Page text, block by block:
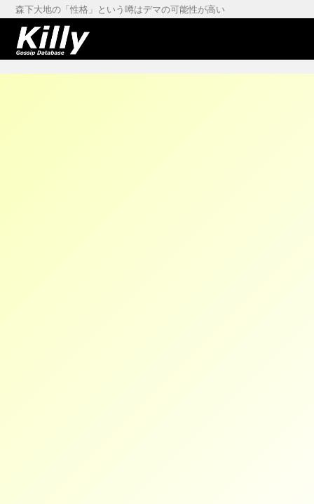
森下大地の「性格」という噂はデマの可能性が高い